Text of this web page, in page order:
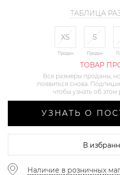
ТАБЛИЦА
XS
Продан
S
Продан
ТОВАР
Все размеры проданы,
появиться снова.
чтобы узнать об
УЗНАТЬ О
В
Наличие в розничных